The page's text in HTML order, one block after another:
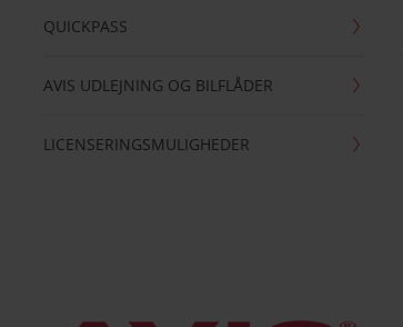
QUICKPASS
AVIS UDLEJNING OG BILFLÅDER
LICENSERINGSMULIGHEDER